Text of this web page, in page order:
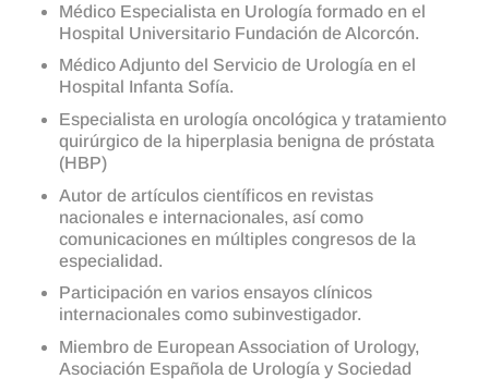
Médico Especialista en Urología formado en el
Hospital Universitario Fundación de Alcorcón.
Médico Adjunto del Servicio de Urología en el
Hospital Infanta Sofía.
Especialista en urología oncológica y tratamiento
quirúrgico de la hiperplasia benigna de próstata
(HBP)
Autor de artículos científicos en revistas
nacionales e internacionales, así como
comunicaciones en múltiples congresos de la
especialidad.
Participación en varios ensayos clínicos
internacionales como subinvestigador.
Miembro de European Association of Urology,
Asociación Española de Urología y Sociedad